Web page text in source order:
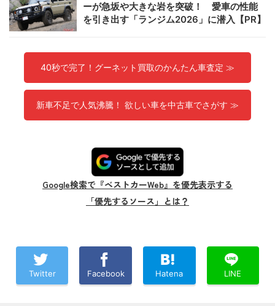
ーが急坂や大きな岩を突破！ 愛車の性能
を引き出す「ランジム2026」に潜入【PR】
40秒で完了！グーネット買取のかんたん車査定 ≫
新車不足で人気沸騰！ 欲しい車を中古車でさがす ≫
Google検索で『ベストカーWeb』を優先表示する
「優先するソース」とは？
Twitter Facebook Hatena LINE